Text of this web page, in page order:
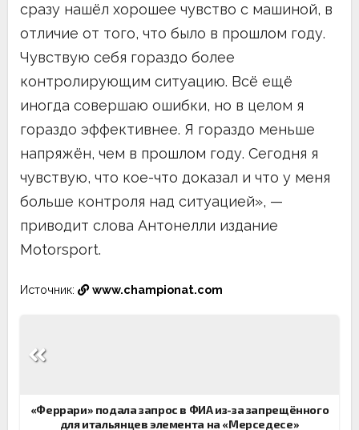
сразу нашёл хорошее чувство с машиной, в
отличие от того, что было в прошлом году.
Чувствую себя гораздо более
контролирующим ситуацию. Всё ещё
иногда совершаю ошибки, но в целом я
гораздо эффективнее. Я гораздо меньше
напряжён, чем в прошлом году. Сегодня я
чувствую, что кое-что доказал и что у меня
больше контроля над ситуацией», —
приводит слова Антонелли издание
Motorsport.
Источник: www.championat.com
по
«Феррари» подала запрос в ФИА из-за запрещённого
для итальянцев элемента на «Мерседесе»